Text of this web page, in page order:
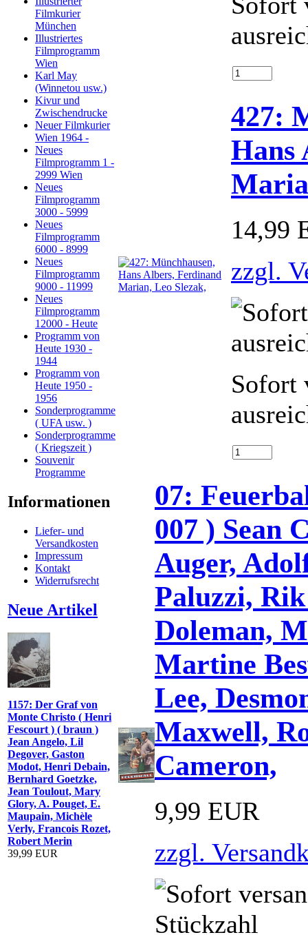
Filmkurier
München
Illustriertes
Filmprogramm
Wien
Karl May
(Winnetou usw.)
Kivur und
Zwischendrucke
Neuer Filmkurier
Wien 1964 -
Neues
Filmprogramm 1 -
2999 Wien
Neues
Filmprogramm
3000 - 5999
Neues
Filmprogramm
6000 - 8999
Neues
Filmprogramm
9000 - 11999
Neues
Filmprogramm
12000 - Heute
Programm von
Heute 1930 -
1944
Programm von
Heute 1950 -
1956
Sonderprogramme
( UFA usw. )
Sonderprogramme
( Kriegszeit )
Souvenir
Programme
Informationen
Liefer- und
Versandkosten
Impressum
Kontakt
Widerrufsrecht
Neue Artikel
1157: Der Graf von
Monte Christo ( Henri
Fescourt ) ( braun )
Jean Angelo, Lil
Degover, Gaston
Modot, Henri Debain,
Bernhard Goetzke,
Jean Toulout, Mary
Glory, A. Pouget, E.
Maupain, Michèle
Verly, Francois Rozet,
Robert Merin
39,99 EUR
427:
Hans
14,99
zzgl.
Sofort
07:
007 ) Sean
Auger,
Paluzzi,
Doleman,
Martine
Lee,
Maxwell,
Cameron,
9,99 EUR
zzgl.